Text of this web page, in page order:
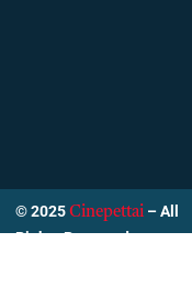
© 2025 Cinepettai – All
Rights Reserved